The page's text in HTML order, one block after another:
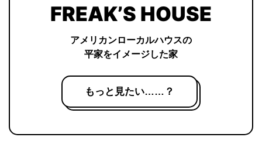
FREAK’S HOUSE
アメリカンローカルハウスの
平家をイメージした家
もっと見たい……？